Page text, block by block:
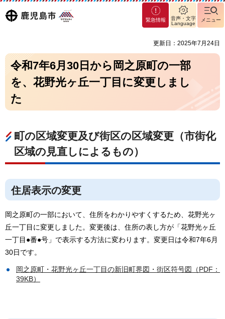
鹿児島
マグ
マシ
緊急情報
音声・文字
Language
メニュー
更新日：2025年7月24日
令和7年6月30日から岡之原町の一部
を、花野光ヶ丘一丁目に変更しまし
た
町の区域変更及び街区の区域変更（市街化
区域の見直しによるもの）
住居表示の変更
岡之原町の一部において、住所をわかりやすくするため、花野光ヶ
丘一丁目に変更しました。変更後は、住所の表し方が「花野光ヶ丘
一丁目●番●号」で表示する方法に変わります。変更日は令和7年6月
30日です。
岡之原町・花野光ヶ丘一丁目の新旧町界図・街区符号図（PDF：
39KB）